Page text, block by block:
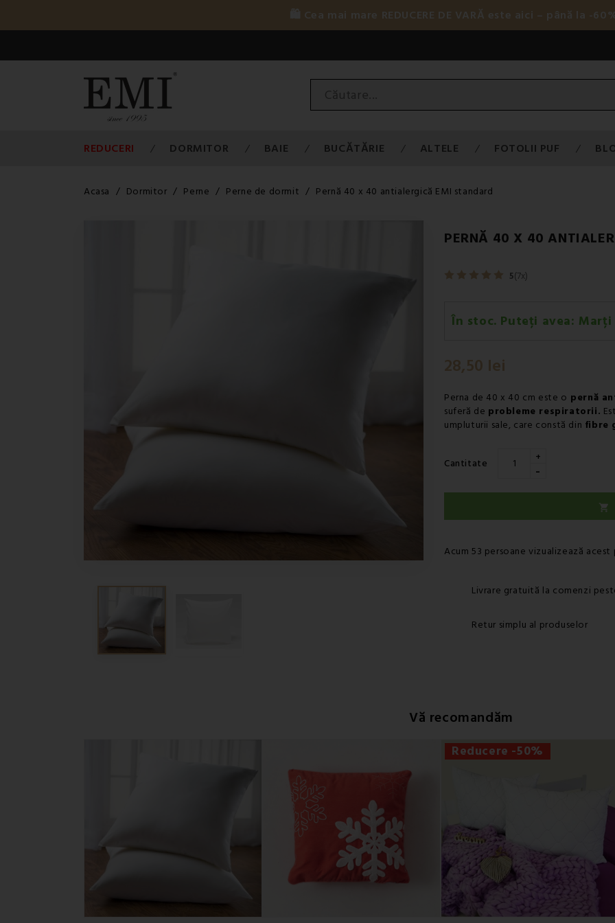
🛍️ Cea mai mare REDUCERE DE VARĂ este aici – până la -
REDUCERI DORMITOR BAIE BUCĂTĂRIE ALTELE FOTOLII PUF
Acasa Dormitor Perne Perne de dormit Pernă 40 x 40 antialergică EMI standard
PERNĂ 40 X 40
5(7x)
În stoc. Puteți avea: Marți
Marți 11.08
28,50 lei
Perna de 40 x 40 cm este o pernă
suferă de probleme respiratorii.
umpluturii sale, care constă din fibre
Cantitate +
-

Acum 53 persoane vizualizează acest
Livrare gratuită la comenzi
Retur simplu al produselor
Vă recomandăm
Reducere -50%